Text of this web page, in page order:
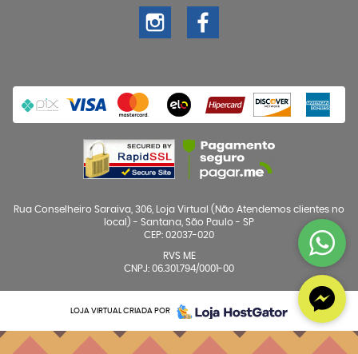
Rua Conselheiro Saraiva, 306, Loja Virtual (Não Atendemos clientes no
local) - Santana, São Paulo - SP
CEP: 02037-020
RVS ME
CNPJ: 06.301.794/0001-00
LOJA VIRTUAL CRIADA POR